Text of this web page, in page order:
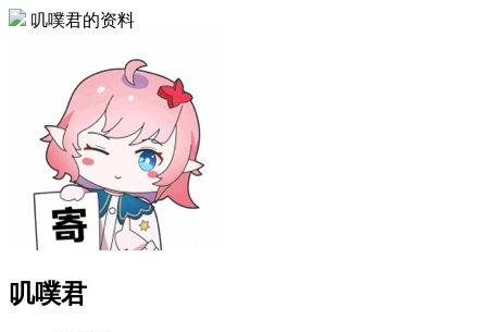
叽噗君的资料
叽噗君